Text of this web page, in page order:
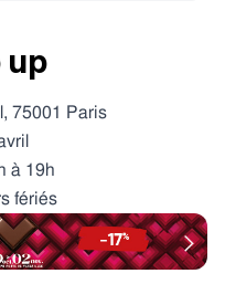
up
75001 Paris
à 19h
fériés